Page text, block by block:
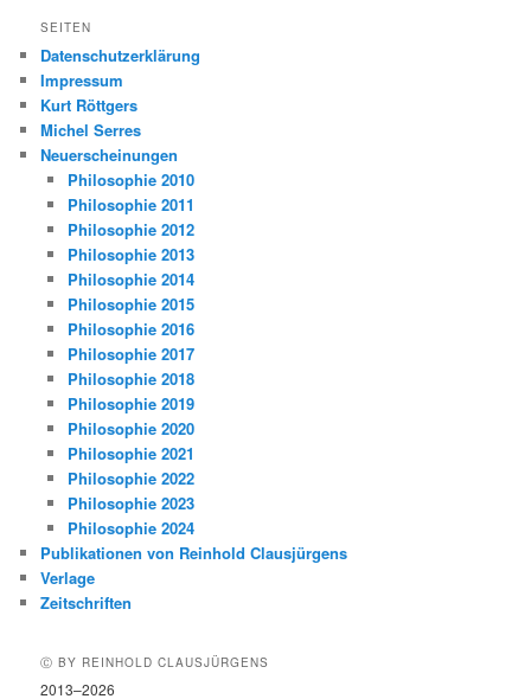
SEITEN
Datenschutzerklärung
Impressum
Kurt Röttgers
Michel Serres
Neuerscheinungen
Philosophie 2010
Philosophie 2011
Philosophie 2012
Philosophie 2013
Philosophie 2014
Philosophie 2015
Philosophie 2016
Philosophie 2017
Philosophie 2018
Philosophie 2019
Philosophie 2020
Philosophie 2021
Philosophie 2022
Philosophie 2023
Philosophie 2024
Publikationen von Reinhold Clausjürgens
Verlage
Zeitschriften
Ⓒ BY REINHOLD CLAUSJÜRGENS
2013–2026